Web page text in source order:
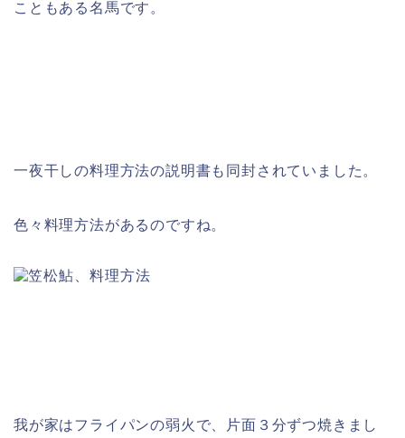
こともある名馬です。
一夜干しの料理方法の説明書も同封されていました。
色々料理方法があるのですね。
我が家はフライパンの弱火で、片面３分ずつ焼きまし